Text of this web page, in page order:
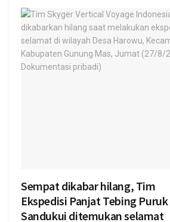
Sempat dikabar hilang, Tim
Ekspedisi Panjat Tebing Puruk
Sandukui ditemukan selamat